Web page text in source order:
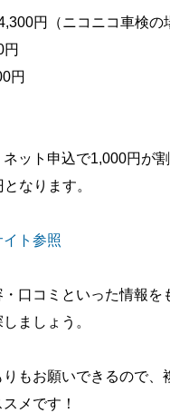
円（ニコニコ車検の
円
ット申込で1,000円が
なります。
ト参照
口コミといった情報を
ましょう。
もお願いできるので、
メです！